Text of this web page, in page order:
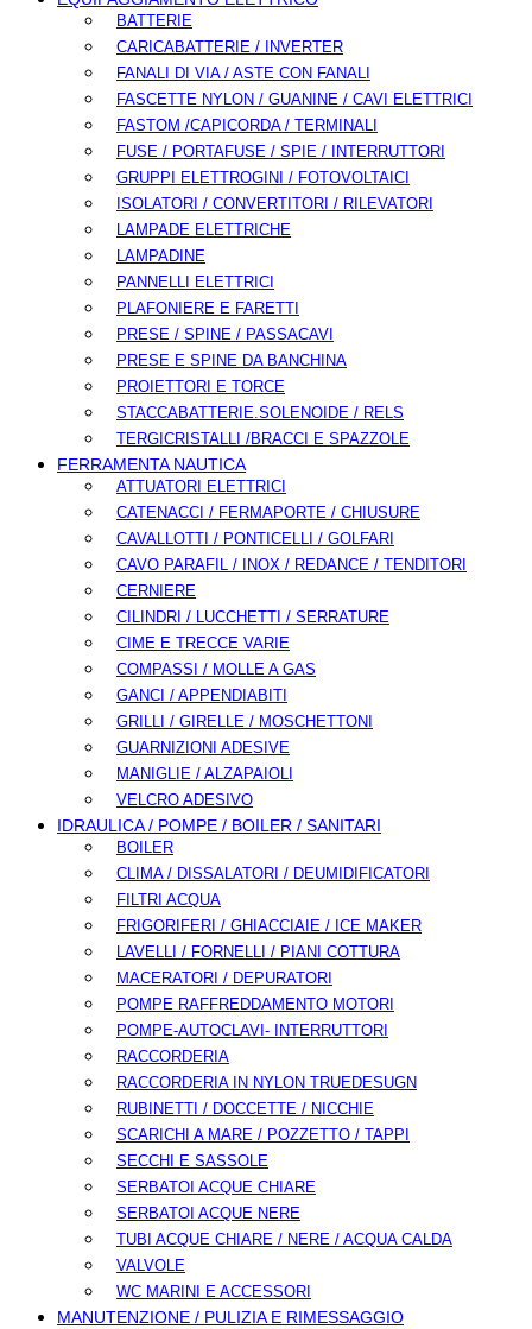
BATTERIE
CARICABATTERIE / INVERTER
FANALI DI VIA / ASTE CON FANALI
FASCETTE NYLON / GUANINE / CAVI ELETTRICI
FASTOM /CAPICORDA / TERMINALI
FUSE / PORTAFUSE / SPIE / INTERRUTTORI
GRUPPI ELETTROGINI / FOTOVOLTAICI
ISOLATORI / CONVERTITORI / RILEVATORI
LAMPADE ELETTRICHE
LAMPADINE
PANNELLI ELETTRICI
PLAFONIERE E FARETTI
PRESE / SPINE / PASSACAVI
PRESE E SPINE DA BANCHINA
PROIETTORI E TORCE
STACCABATTERIE.SOLENOIDE / RELS
TERGICRISTALLI /BRACCI E SPAZZOLE
FERRAMENTA NAUTICA
ATTUATORI ELETTRICI
CATENACCI / FERMAPORTE / CHIUSURE
CAVALLOTTI / PONTICELLI / GOLFARI
CAVO PARAFIL / INOX / REDANCE / TENDITORI
CERNIERE
CILINDRI / LUCCHETTI / SERRATURE
CIME E TRECCE VARIE
COMPASSI / MOLLE A GAS
GANCI / APPENDIABITI
GRILLI / GIRELLE / MOSCHETTONI
GUARNIZIONI ADESIVE
MANIGLIE / ALZAPAIOLI
VELCRO ADESIVO
IDRAULICA / POMPE / BOILER / SANITARI
BOILER
CLIMA / DISSALATORI / DEUMIDIFICATORI
FILTRI ACQUA
FRIGORIFERI / GHIACCIAIE / ICE MAKER
LAVELLI / FORNELLI / PIANI COTTURA
MACERATORI / DEPURATORI
POMPE RAFFREDDAMENTO MOTORI
POMPE-AUTOCLAVI- INTERRUTTORI
RACCORDERIA
RACCORDERIA IN NYLON TRUEDESUGN
RUBINETTI / DOCCETTE / NICCHIE
SCARICHI A MARE / POZZETTO / TAPPI
SECCHI E SASSOLE
SERBATOI ACQUE CHIARE
SERBATOI ACQUE NERE
TUBI ACQUE CHIARE / NERE / ACQUA CALDA
VALVOLE
WC MARINI E ACCESSORI
MANUTENZIONE / PULIZIA E RIMESSAGGIO